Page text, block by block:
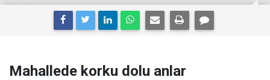
Mahallede korku dolu anlar